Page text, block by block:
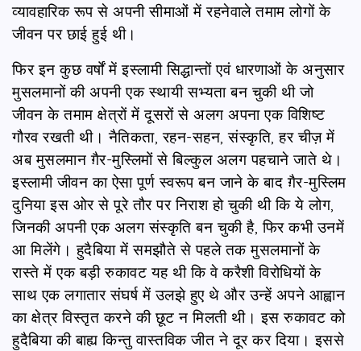
व्यावहारिक रूप से अपनी सीमाओं में रहनेवाले तमाम लोगों के
जीवन पर छाई हुई थी।
फिर इन कुछ वर्षों में इस्लामी सिद्धान्तों एवं धारणाओं के अनुसार
मुसलमानों की अपनी एक स्थायी सभ्यता बन चुकी थी जो
जीवन के तमाम क्षेत्रों में दूसरों से अलग अपना एक विशिष्ट
गौरव रखती थी। नैतिकता, रहन-सहन, संस्कृति, हर चीज़ में
अब मुसलमान ग़ैर-मुस्लिमों से बिल्‍कुल अलग पहचाने जाते थे।
इस्‍लामी जीवन का ऐसा पूर्ण स्‍वरूप बन जाने के बाद ग़ैर-मुस्लिम
दुनिया इस ओर से पूरे तौर पर निराश हो चुकी थी कि ये लोग,
जिनकी अपनी एक अलग संस्कृति बन चुकी है, फिर कभी उनमें
आ मिलेंगे। हुदैबिया में समझौते से पहले तक मुसलमानों के
रास्ते में एक बड़ी रुकावट यह थी कि वे करैशी विरोधियों के
साथ एक लगातार संघर्ष में उलझे हुए थे और उन्हें अपने आह्वान
का क्षेत्र विस्तृत करने की छूट न मिलती थी। इस रुकावट को
हुदैबिया की बाह्य किन्तु वास्तविक जीत ने दूर कर दिया। इससे